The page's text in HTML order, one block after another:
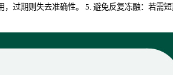
过期则失去准确性。 5. 避免反复冻融：若需